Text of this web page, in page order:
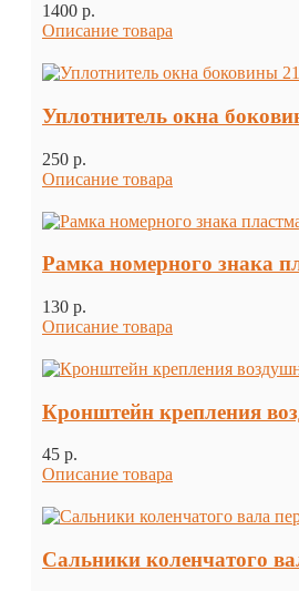
1400 p.
Описание товара
Уплотнитель окна
250 p.
Описание товара
Рамка номерного знака
130 p.
Описание товара
Кронштейн крепления
45 p.
Описание товара
Сальники коленчатого